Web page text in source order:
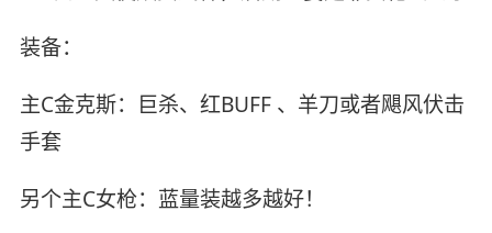
装备：
主C金克斯：巨杀、红BUFF 、羊刀或者飓风伏击
手套
另个主C女枪：蓝量装越多越好！